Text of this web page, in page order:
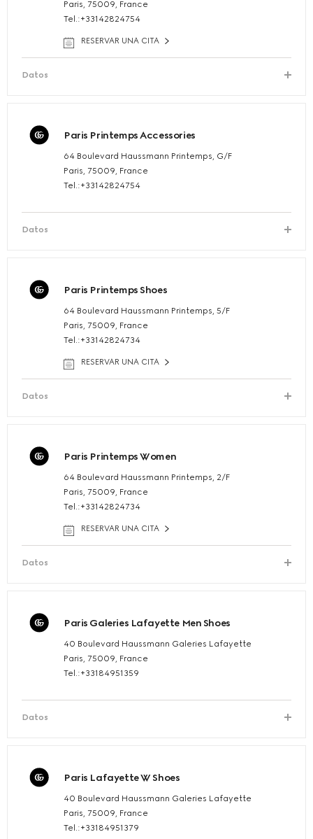
Paris, 75009, France
Tel.:+33142824754
RESERVAR UNA CITA
Datos
Paris Printemps Accessories
64 Boulevard Haussmann Printemps, G/F
Paris, 75009, France
Tel.:+33142824754
Datos
Paris Printemps Shoes
64 Boulevard Haussmann Printemps, 5/F
Paris, 75009, France
Tel.:+33142824734
RESERVAR UNA CITA
Datos
Paris Printemps Women
64 Boulevard Haussmann Printemps, 2/F
Paris, 75009, France
Tel.:+33142824734
RESERVAR UNA CITA
Datos
Paris Galeries Lafayette Men Shoes
40 Boulevard Haussmann Galeries Lafayette
Paris, 75009, France
Tel.:+33184951359
Datos
Paris Lafayette W Shoes
40 Boulevard Haussmann Galeries Lafayette
Paris, 75009, France
Tel.:+33184951379